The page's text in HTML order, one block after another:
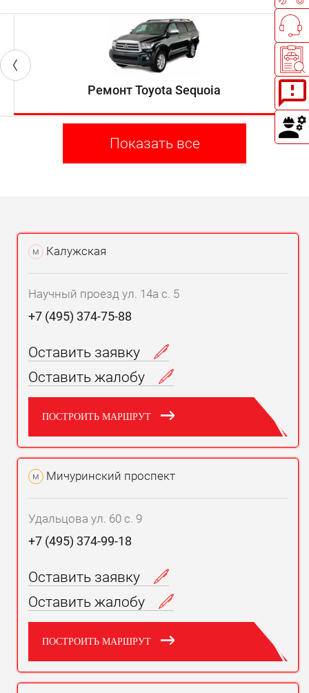
Ремонт Toyota Sequoia
Показать все
м Калужская
Научный проезд ул. 14а с. 5
+7 (495) 374-75-88
Оставить заявку
Оставить жалобу
ПОСТРОИТЬ МАРШРУТ
м Мичуринский проспект
Удальцова ул. 60 с. 9
+7 (495) 374-99-18
Оставить заявку
Оставить жалобу
ПОСТРОИТЬ МАРШРУТ